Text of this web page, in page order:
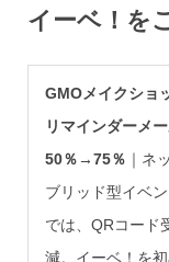
イーベ！を
GMOメイクショ
リマインダーメ
50％→75％ ｜ネ
ブリッド型イベ
では、QRコード
減。イーベ！を